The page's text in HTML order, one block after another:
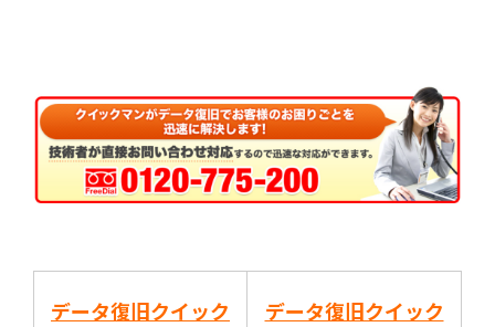
データ復旧クイック
データ復旧クイック